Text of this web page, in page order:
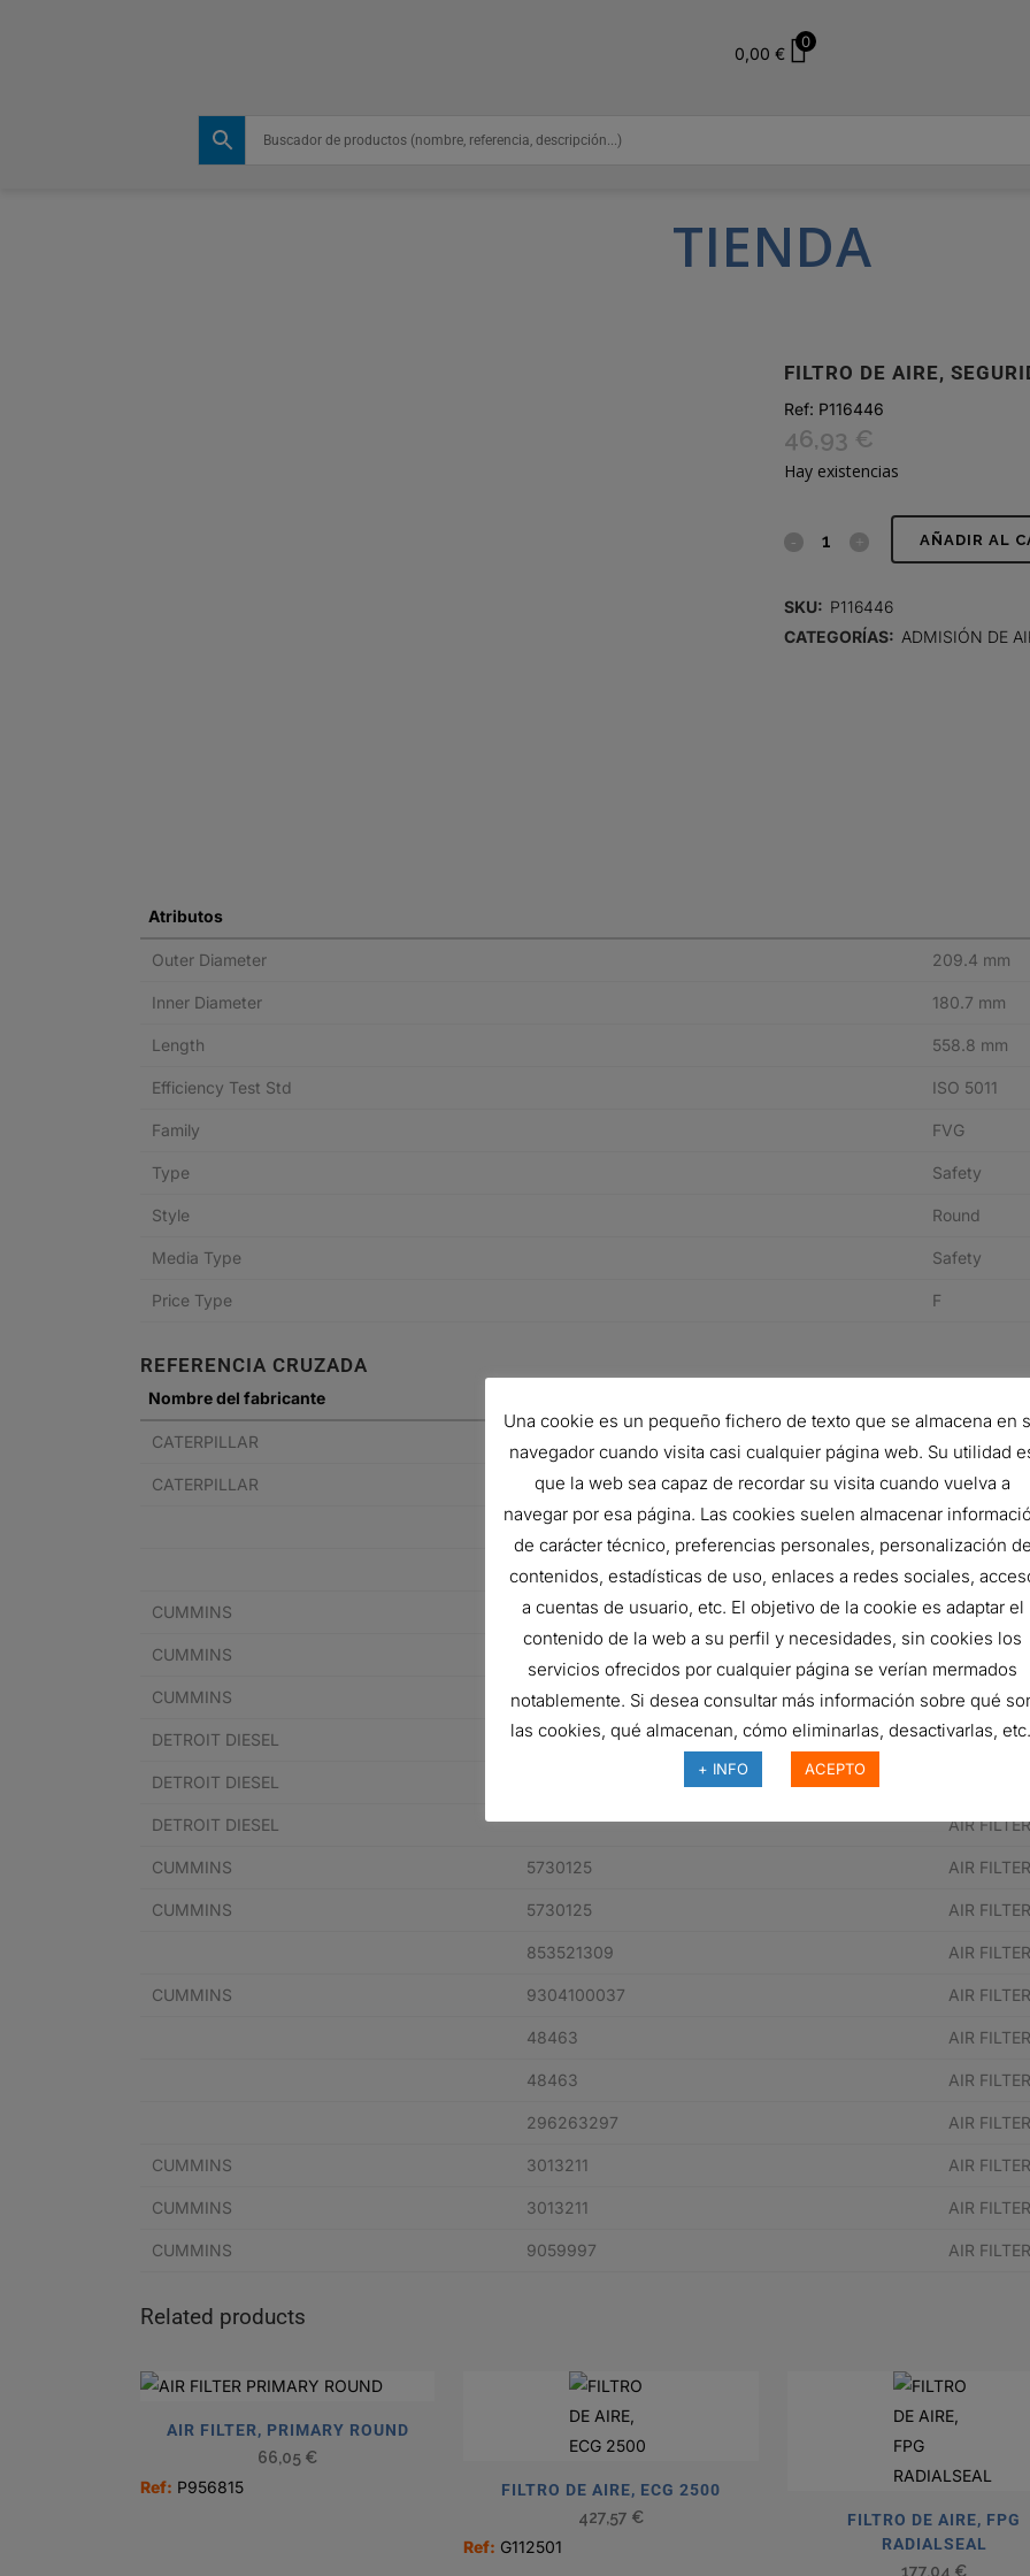
0,00 €
0
TIENDA
FILTRO DE AIRE,
Ref: P116446
46,93 €
Hay existencias
FILTRO AÑADIR AL
SKU: P116446
CATEGORÍAS: ADMISIÓN DE
Atributos
Outer Diameter 209.4 mm
Inner Diameter 180.7 mm
Length 558.8 mm
Efficiency Test Std ISO 5011
Family FVG
Type Safety
Style Round
Media Type Safety
Price Type F
REFERENCIA CRUZADA
Nombre del fabricante
CATERPILLAR 8T6289 AIR
CATERPILLAR AF890 AIR
961417 AIR
961417 AIR
CUMMINS 11L601880 AIR
CUMMINS AIR
CUMMINS 35123520 AIR
DETROIT DIESEL 35123520 AIR
DETROIT DIESEL AIR
DETROIT DIESEL AIR
CUMMINS 5730125 AIR
CUMMINS 5730125 AIR
853521309 AIR
CUMMINS 9304100037 AIR
48463 AIR
48463 AIR
296263297 AIR
CUMMINS 3013211 AIR
CUMMINS 3013211 AIR
CUMMINS 9059997 AIR
Related products
AIR FILTER, PRIMARY ROUND
66,05 €
Ref: P956815
FILTRO DE AIRE, ECG 2500
427,57 €
Ref: G112501
FILTRO DE AIRE, FPG
RADIALSEAL
177,04 €
Una cookie es un pequeño fichero de texto que se almacena en
navegador cuando visita casi cualquier página web. Su utilidad
que la web sea capaz de recordar su visita cuando vuelva a
navegar por esa página. Las cookies suelen almacenar
de carácter técnico, preferencias personales, personalización de
contenidos, estadísticas de uso, enlaces a redes sociales,
a cuentas de usuario, etc. El objetivo de la cookie es adaptar el
contenido de la web a su perfil y necesidades, sin cookies los
servicios ofrecidos por cualquier página se verían mermados
notablemente. Si desea consultar más información sobre qué
las cookies, qué almacenan, cómo eliminarlas, desactivarlas,
+ INFO ACEPTO